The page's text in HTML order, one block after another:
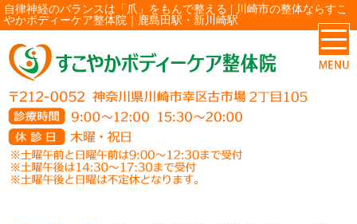
自律神経のバランスは「爪」をもんで整える | 川崎市の整体ならすこ
やかボディーケア整体院｜鹿島田駅・新川崎駅